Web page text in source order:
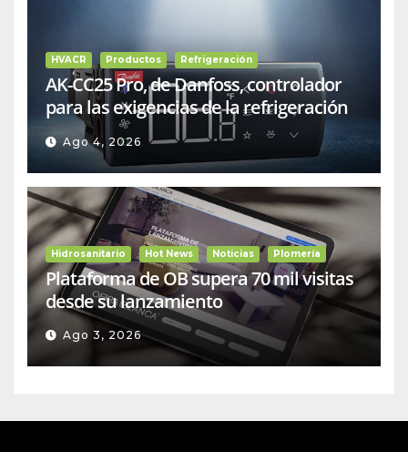
HVACR Productos Refrigeración
AK-CC25 Pro, de Danfoss, controlador
para las exigencias de la refrigeración
comercial
Ago 4, 2026
Hidrosanitario Hot News Noticias Plomería
Plataforma de OB supera 70 mil visitas
desde su lanzamiento
Ago 3, 2026